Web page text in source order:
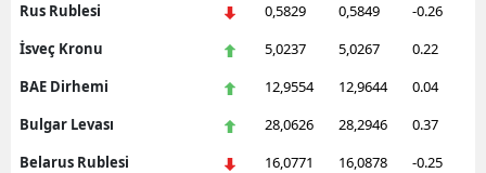
Rus Rublesi
0,5829 0,5849
-0.26
İsveç Kronu
5,0237 5,0267
0.22
BAE Dirhemi
12,9554 12,9644
0.04
Bulgar Levası
28,0626 28,2946
0.37
Belarus Rublesi
16,0771 16,0878
-0.25